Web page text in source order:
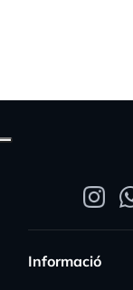
Informació